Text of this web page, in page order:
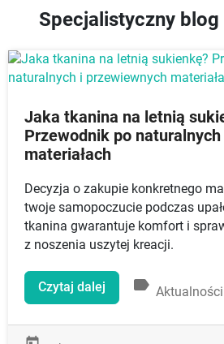
Specjalistyczny
Jaka tkanina na letnią
Przewodnik po
materiałach
Decyzja o zakupie konkretnego
twoje samopoczucie podczas
tkanina gwarantuje komfort i
z noszenia uszytej kreacji.
Czytaj dalej label Aktualności